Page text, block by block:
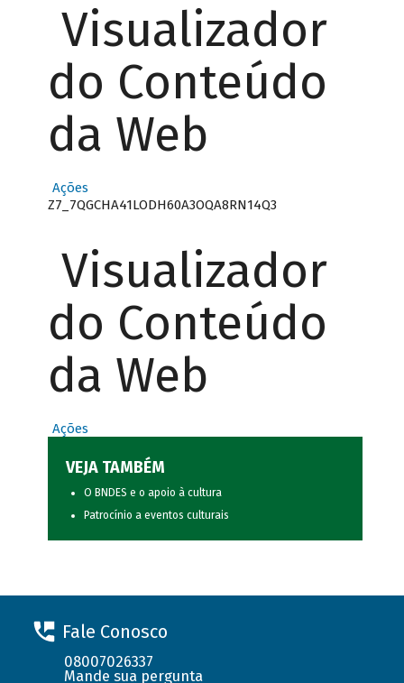
Visualizador
do Conteúdo
da Web
Ações
Z7_7QGCHA41LODH60A3OQA8RN14Q3
Visualizador
do Conteúdo
da Web
Ações
VEJA TAMBÉM
O BNDES e o apoio à cultura
Patrocínio a eventos culturais
Fale Conosco
08007026337
Mande sua pergunta